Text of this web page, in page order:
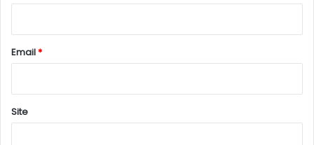
*
Email*
Site